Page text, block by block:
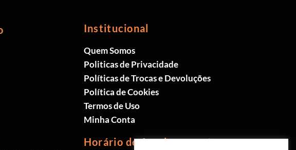
Institucional
Quem Somos
Politicas de Privacidade
Políticas de Trocas e Devoluções
Política de Cookies
Termos de Uso
Minha Conta
Horário de funcionamento